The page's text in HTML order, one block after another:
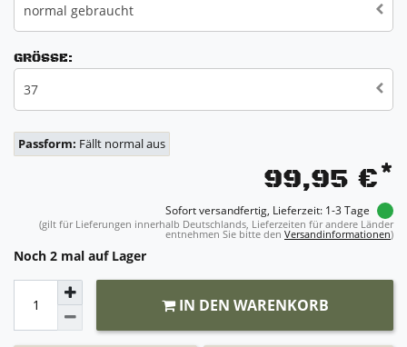
normal gebraucht
GRÖSSE:
37
Passform: Fällt normal aus
99,95 €*
Sofort versandfertig, Lieferzeit: 1-3 Tage
(gilt für Lieferungen innerhalb Deutschlands, Lieferzeiten für andere Länder
entnehmen Sie bitte den Versandinformationen)
Noch 2 mal auf Lager
IN DEN WARENKORB